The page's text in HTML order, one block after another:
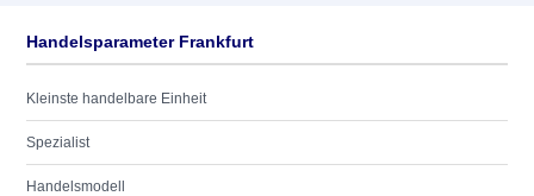
Handelsparameter Frankfurt
Kleinste handelbare Einheit
Spezialist
Handelsmodell